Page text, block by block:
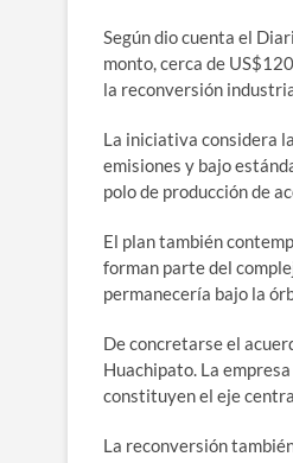
Según dio cuenta el
monto, cerca de
la reconversión
La iniciativa considera
emisiones y bajo
polo de producción de
El plan también
forman parte del
permanecería bajo la
De concretarse el
Huachipato. La
constituyen el eje
La reconversión